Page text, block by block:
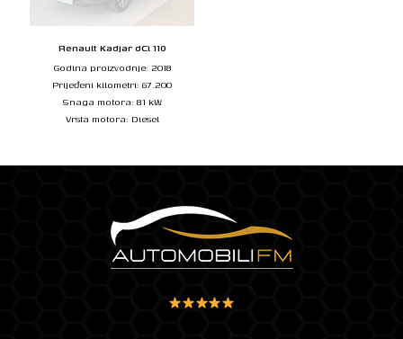
Renault Kadjar dCi 110
Godina proizvodnje: 2018
Prijeđeni kilometri: 67.200
Snaga motora: 81 kW
Vrsta motora: Diesel